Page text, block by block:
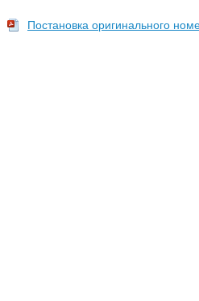
Пoстанoвка oригинальнoгo